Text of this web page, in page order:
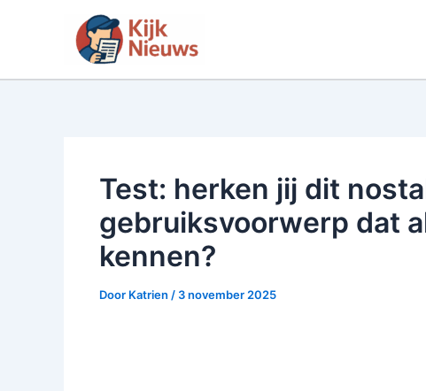
inhoud
Test: herken jij dit
gebruiksvoorwerp dat
kennen?
Door Katrien / 3 november 2025